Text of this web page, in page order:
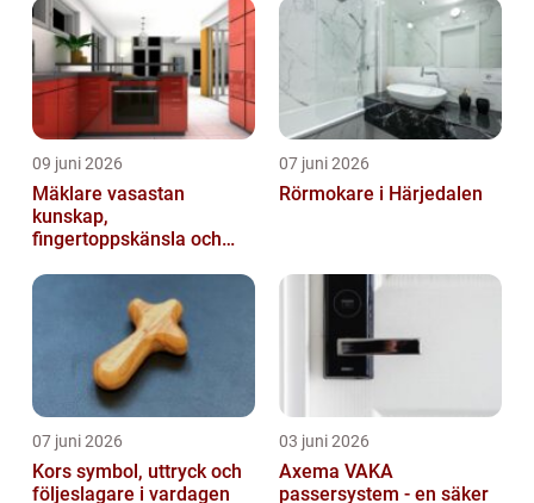
09 juni 2026
Mäklare vasastan
kunskap,
fingertoppskänsla och
07 juni 2026
Rörmokare i Härjedalen
07 juni 2026
Kors symbol, uttryck och
följeslagare i vardagen
03 juni 2026
Axema VAKA
passersystem - en säker